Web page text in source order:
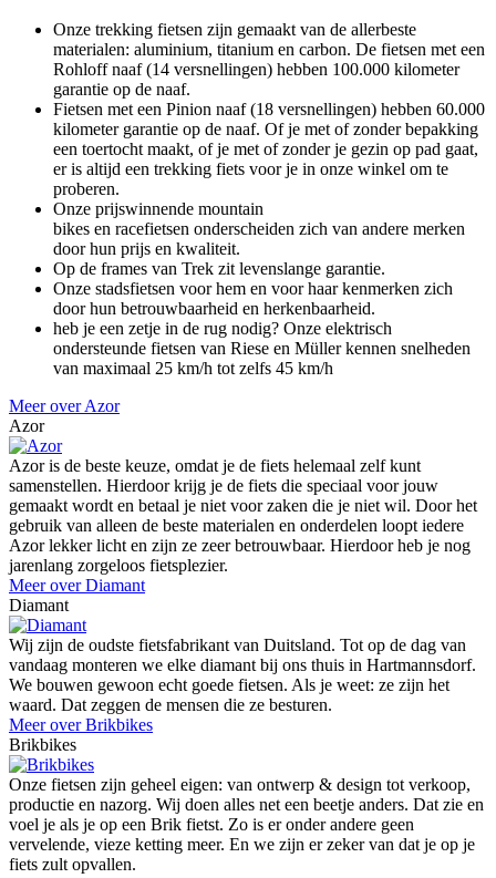
Onze trekking fietsen zijn gemaakt van de allerbeste
materialen: aluminium, titanium en carbon. De fietsen met een
Rohloff naaf (14 versnellingen) hebben 100.000 kilometer
garantie op de naaf.
Fietsen met een Pinion naaf (18 versnellingen) hebben 60.000
kilometer garantie op de naaf. Of je met of zonder bepakking
een toertocht maakt, of je met of zonder je gezin op pad gaat,
er is altijd een trekking fiets voor je in onze winkel om te
proberen.
Onze prijswinnende mountain
bikes en racefietsen onderscheiden zich van andere merken
door hun prijs en kwaliteit.
Op de frames van Trek zit levenslange garantie.
Onze stadsfietsen voor hem en voor haar kenmerken zich
door hun betrouwbaarheid en herkenbaarheid.
heb je een zetje in de rug nodig? Onze elektrisch
ondersteunde fietsen van Riese en Müller kennen snelheden
van maximaal 25 km/h tot zelfs 45 km/h
Meer over Azor
Azor
Azor is de beste keuze, omdat je de fiets helemaal zelf kunt
samenstellen. Hierdoor krijg je de fiets die speciaal voor jouw
gemaakt wordt en betaal je niet voor zaken die je niet wil. Door het
gebruik van alleen de beste materialen en onderdelen loopt iedere
Azor lekker licht en zijn ze zeer betrouwbaar. Hierdoor heb je nog
jarenlang zorgeloos fietsplezier.
Meer over Diamant
Diamant
Wij zijn de oudste fietsfabrikant van Duitsland. Tot op de dag van
vandaag monteren we elke diamant bij ons thuis in Hartmannsdorf.
We bouwen gewoon echt goede fietsen. Als je weet: ze zijn het
waard. Dat zeggen de mensen die ze besturen.
Meer over Brikbikes
Brikbikes
Onze fietsen zijn geheel eigen: van ontwerp & design tot verkoop,
productie en nazorg. Wij doen alles net een beetje anders. Dat zie en
voel je als je op een Brik fietst. Zo is er onder andere geen
vervelende, vieze ketting meer. En we zijn er zeker van dat je op je
fiets zult opvallen.